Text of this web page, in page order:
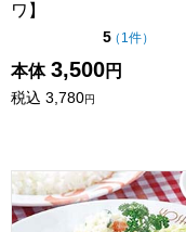
ワ】
5点（5点満
（ 1件の評価
）
本体 3,500円
税込 3,780円
ヨシカミ デミハンバ